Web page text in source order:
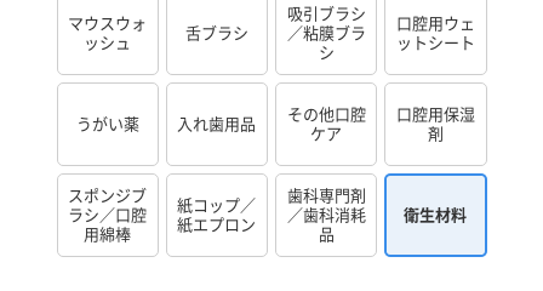
マウスウォ
ッシュ
舌ブラシ
吸引ブラシ
／粘膜ブラ
シ
口腔用ウェ
ットシート
うがい薬 入れ歯用品
その他口腔
ケア
口腔用保湿
剤
スポンジブ
ラシ／口腔
用綿棒
紙コップ／
紙エプロン
歯科専門剤
／歯科消耗
品
衛生材料